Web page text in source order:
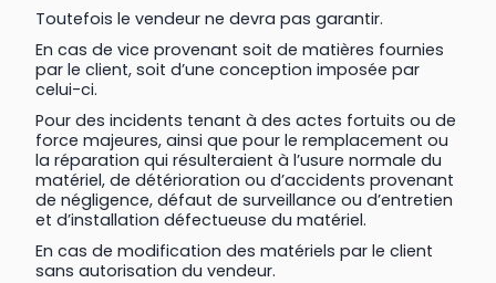
Toutefois le vendeur ne devra pas garantir.
En cas de vice provenant soit de matières fournies
par le client, soit d’une conception imposée par
celui-ci.
Pour des incidents tenant à des actes fortuits ou de
force majeures, ainsi que pour le remplacement ou
la réparation qui résulteraient à l’usure normale du
matériel, de détérioration ou d’accidents provenant
de négligence, défaut de surveillance ou d’entretien
et d’installation défectueuse du matériel.
En cas de modification des matériels par le client
sans autorisation du vendeur.